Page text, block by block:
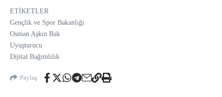
ETİKETLER
Gençlik ve Spor Bakanlığı
Osman Aşkın Bak
Uyuşturucu
Dijital Bağımlılık
Paylaş